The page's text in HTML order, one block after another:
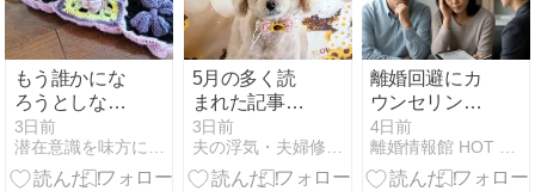
もう誰かにな
ろうとしなく
ていい
3日前
潜在意識を味方につけると願いを叶えるって簡単！永瀬ともみ
5月の多く読
まれた記事
Best5 ❣幸せ
な未来を迎え
に行くために
3日前
夫の浮気・夫婦修復カウンセリング
離婚回避にカ
ウンセリング
は効果があ
る？夫婦の関
係修復のため
4日前
離婚情報館 HOT NAVI